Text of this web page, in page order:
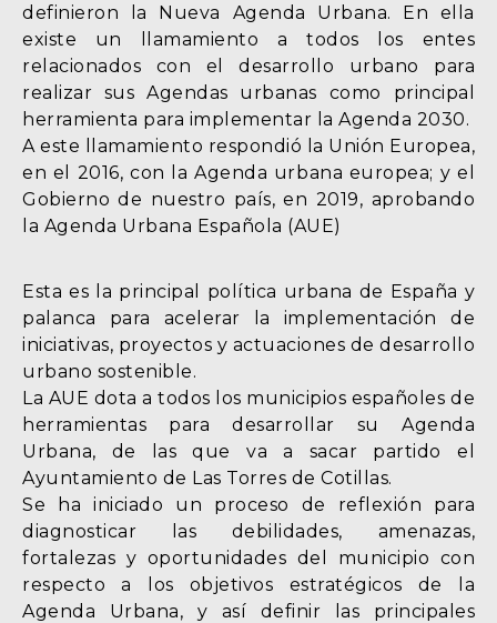
definieron la Nueva Agenda Urbana. En ella
existe un llamamiento a todos los entes
relacionados con el desarrollo urbano para
realizar sus Agendas urbanas como principal
herramienta para implementar la Agenda 2030.
A este llamamiento respondió la Unión Europea,
en el 2016, con la Agenda urbana europea; y el
Gobierno de nuestro país, en 2019, aprobando
la Agenda Urbana Española (AUE)
Esta es la principal política urbana de España y
palanca para acelerar la implementación de
iniciativas, proyectos y actuaciones de desarrollo
urbano sostenible.
La AUE dota a todos los municipios españoles de
herramientas para desarrollar su Agenda
Urbana, de las que va a sacar partido el
Ayuntamiento de Las Torres de Cotillas.
Se ha iniciado un proceso de reflexión para
diagnosticar las debilidades, amenazas,
fortalezas y oportunidades del municipio con
respecto a los objetivos estratégicos de la
Agenda Urbana, y así definir las principales